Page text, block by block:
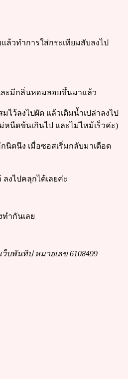
ล้วทำการใส่กระเทียมสับลงไป
ละมีกลิ่นหอมลอยขึ้นมาแล้ว
ไว้ลงไปผัด แล้วเติมน้ำเปล่าลงไป
หนืดข้นเกินไป และไม่ไหม้เร็วค่ะ)
นิดนึง เมื่อซอสเริ่มกลับมาเดือด
ลงไปคลุกได้เลยค่ะ
ำกันเลย
พันทิป หมายเลข 6108499